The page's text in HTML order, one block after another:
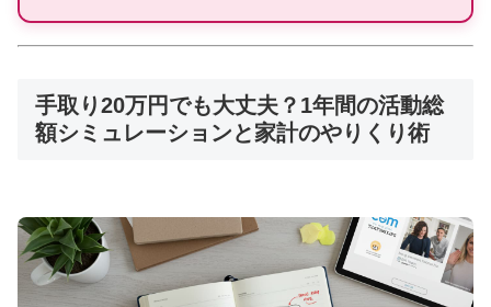
👑 エクセレンス青山PLATINUM：40代から
の婚活専門
📈
創業 ・成婚率 9割以上
👥
在籍会員 9万人以上
月額 7,700円〜 （成功報酬型）
手取り20万円でも大丈夫？1年間の活動総
額シミュレーションと家計のやりくり術